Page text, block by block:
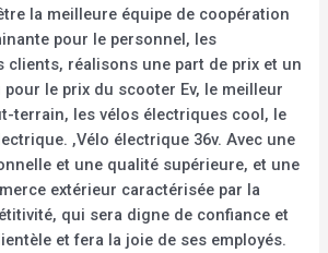
la meilleure équipe de coopération
pour le personnel, les
clients, réalisons une part de prix et un
le prix du scooter Ev, le meilleur
terrain, les vélos électriques cool, le
,Vélo électrique 36v. Avec une
et une qualité supérieure, et une
extérieur caractérisée par la
qui sera digne de confiance et
et fera la joie de ses employés.